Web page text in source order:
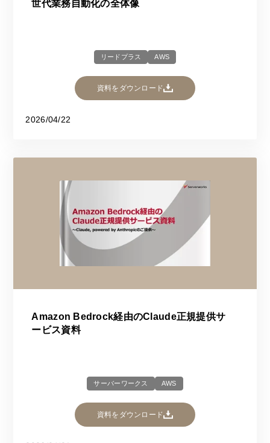
世代業務自動化の全体像
リードプラス AWS
資料をダウンロード
2026/04/22
Amazon Bedrock経由のClaude正規提供サ
ービス資料
サーバーワークス AWS
資料をダウンロード